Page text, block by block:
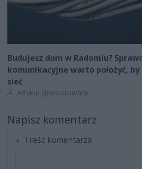
Budujesz dom w Radomiu?
komunikacyjne warto położyć,
sieć
Autor artykułu:
Artykuł sponsorowany
Napisz komentarz
Treść komentarza